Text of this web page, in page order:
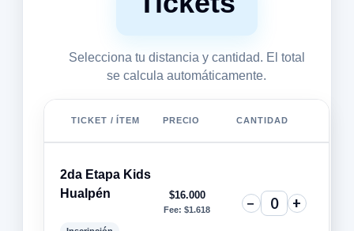
Selecciona tu distancia y cantidad. El total
se calcula automáticamente.
TICKET / ÍTEM PRECIO CANTIDAD
2da Etapa Kids
Hualpén
$16.000
Fee:$1.618 − +